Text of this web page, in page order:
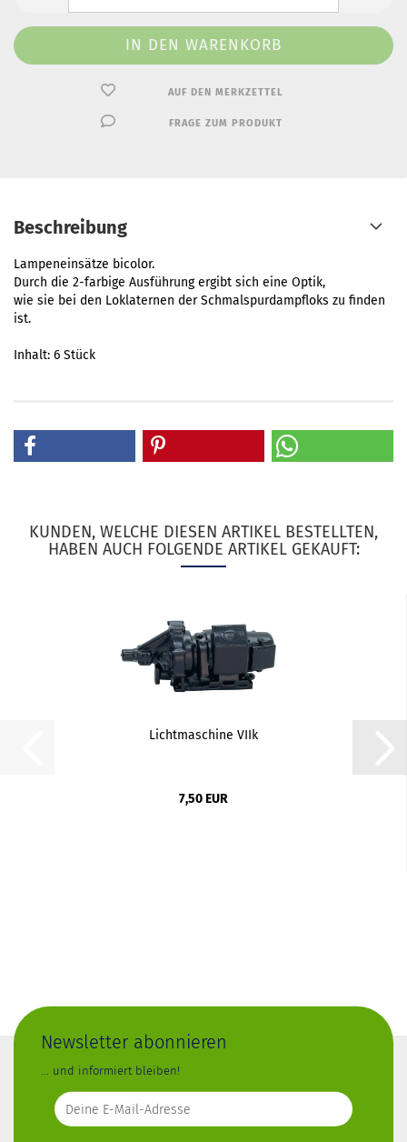
AUF DEN MERKZETTEL
FRAGE ZUM PRODUKT
Beschreibung
Lampeneinsätze bicolor.
Durch die 2-farbige Ausführung ergibt sich eine Optik,
wie sie bei den Loklaternen der Schmalspurdampfloks zu finden
ist.
Inhalt: 6 Stück
KUNDEN, WELCHE DIESEN ARTIKEL BESTELLTEN,
HABEN AUCH FOLGENDE ARTIKEL GEKAUFT:
Lichtmaschine VIIk
7,50 EUR
Newsletter abonnieren
... und informiert bleiben!